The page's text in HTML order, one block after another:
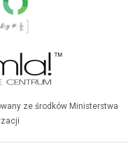
ze środków Ministerstwa